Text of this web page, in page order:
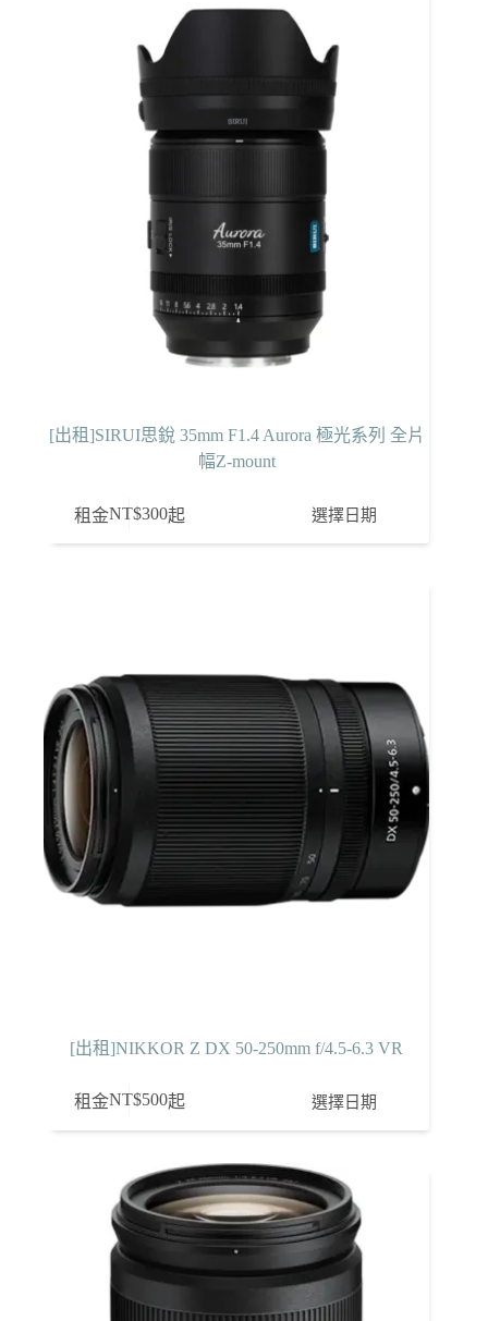
[出租]SIRUI思銳 35mm F1.4 Aurora 極光系列 全片
幅Z-mount
租金NT$300起 選擇日期
[出租]NIKKOR Z DX 50-250mm f/4.5-6.3 VR
租金NT$500起 選擇日期